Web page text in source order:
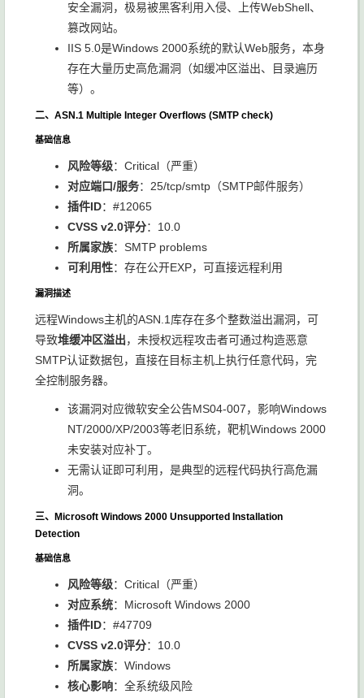
安全漏洞，极易被黑客利用入侵、上传WebShell、
篡改网站。
IIS 5.0是Windows 2000系统的默认Web服务，本身
存在大量历史高危漏洞（如缓冲区溢出、目录遍历
等）。
二、ASN.1 Multiple Integer Overflows (SMTP check)
基础信息
风险等级：Critical（严重）
对应端口/服务： 25/tcp/smtp （SMTP邮件服务）
插件ID：#12065
CVSS v2.0评分：10.0
所属家族：SMTP problems
可利用性：存在公开EXP，可直接远程利用
漏洞描述
远程Windows主机的ASN.1库存在多个整数溢出漏洞，可
导致堆缓冲区溢出，未授权远程攻击者可通过构造恶意
SMTP认证数据包，直接在目标主机上执行任意代码，完
全控制服务器。
该漏洞对应微软安全公告MS04-007，影响Windows
NT/2000/XP/2003等老旧系统，靶机Windows 2000
未安装对应补丁。
无需认证即可利用，是典型的远程代码执行高危漏
洞。
三、Microsoft Windows 2000 Unsupported Installation
Detection
基础信息
风险等级：Critical（严重）
对应系统：Microsoft Windows 2000
插件ID：#47709
CVSS v2.0评分：10.0
所属家族：Windows
核心影响：全系统级风险